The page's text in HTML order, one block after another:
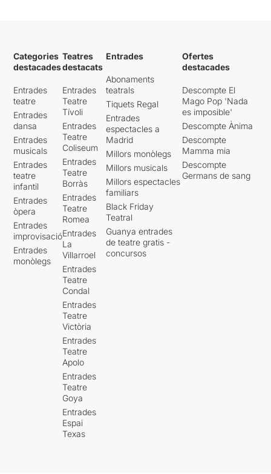
Categories
destacades
Entrades
teatre
Entrades
dansa
Entrades
musicals
Entrades
teatre
infantil
Entrades
òpera
Entrades
improvisació
Entrades
monòlegs
Teatres
destacats
Entrades
Teatre
Tívoli
Entrades
Teatre
Coliseum
Entrades
Teatre
Borràs
Entrades
Teatre
Romea
Entrades
La
Villarroel
Entrades
Teatre
Condal
Entrades
Teatre
Victòria
Entrades
Teatre
Apolo
Entrades
Teatre
Goya
Entrades
Espai
Texas
Entrades
Abonaments
teatrals
Tiquets Regal
Entrades
espectacles a
Madrid
Millors monòlegs
Millors musicals
Millors espectacles
familiars
Black Friday
Teatral
Guanya entrades
de teatre gratis -
concursos
Ofertes
destacades
Descompte El
Mago Pop 'Nada
es imposible'
Descompte Ànima
Descompte
Mamma mia
Descompte
Germans de sang